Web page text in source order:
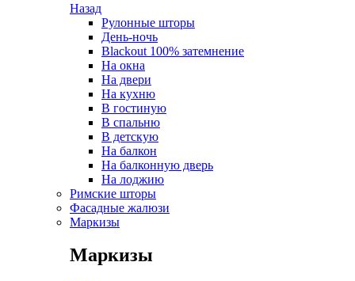
Назад
Рулонные шторы
День-ночь
Blackout 100% затемнение
На окна
На двери
На кухню
В гостиную
В спальню
В детскую
На балкон
На балконную дверь
На лоджию
Римские шторы
Фасадные жалюзи
Маркизы
Маркизы